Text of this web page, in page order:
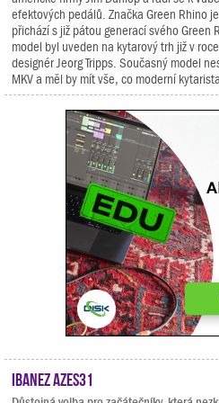
efektových pedálů. Značka Green Rhino
přichází s již pátou generací svého Green
model byl uveden na kytarový trh již v
designér Jeorg Tripps. Současný model
MKV a měl by mít vše, co moderní
Ibanez AZES31